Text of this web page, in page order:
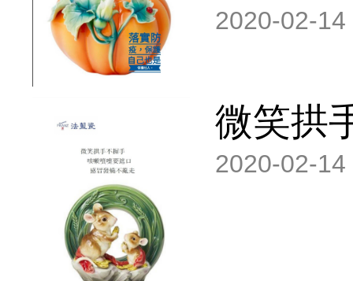
2020-02-14
微笑拱
2020-02-14